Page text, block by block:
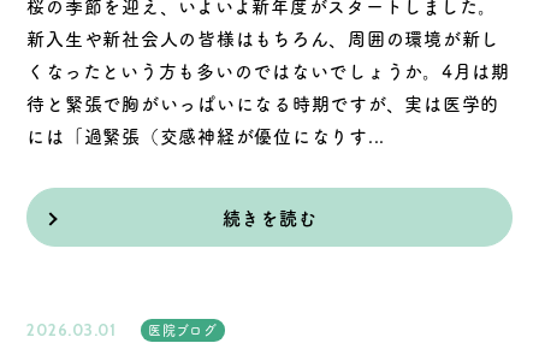
桜の季節を迎え、いよいよ新年度がスタートしました。
新入生や新社会人の皆様はもちろん、周囲の環境が新し
くなったという方も多いのではないでしょうか。4月は期
待と緊張で胸がいっぱいになる時期ですが、実は医学的
には「過緊張（交感神経が優位になりす...
続きを読む
2026.03.01 医院ブログ